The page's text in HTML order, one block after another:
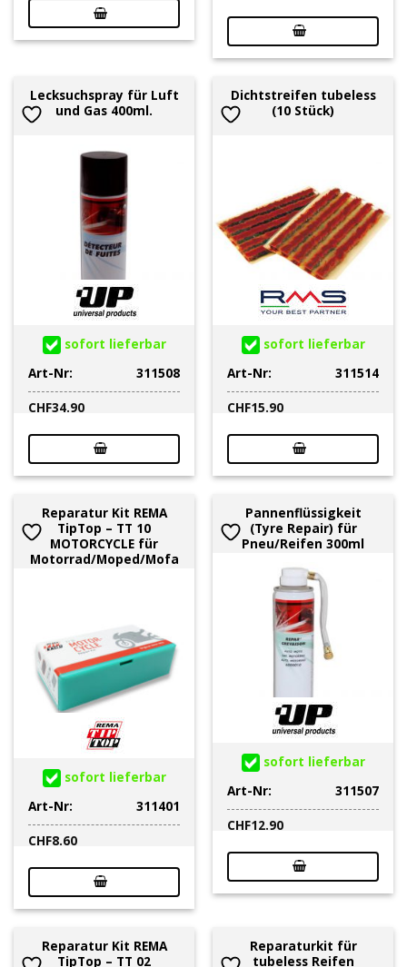
Lecksuchspray für Luft
und Gas 400ml.
sofort lieferbar
Art-Nr:
311508
CHF34.90
Dichtstreifen tubeless
(10 Stück)
sofort lieferbar
Art-Nr:
311514
CHF15.90
Reparatur Kit REMA
TipTop – TT 10
MOTORCYCLE für
Motorrad/Moped/Mofa
sofort lieferbar
Art-Nr:
311401
CHF8.60
Pannenflüssigkeit
(Tyre Repair) für
Pneu/Reifen 300ml
sofort lieferbar
Art-Nr:
311507
CHF12.90
Reparatur Kit REMA
TipTop – TT 02
Reparaturkit für
tubeless Reifen